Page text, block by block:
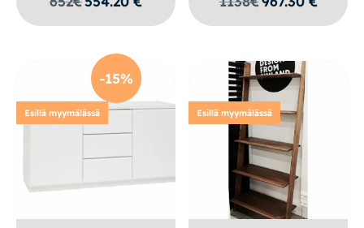
-15%
Esillä myymälässä Esillä myymälässä